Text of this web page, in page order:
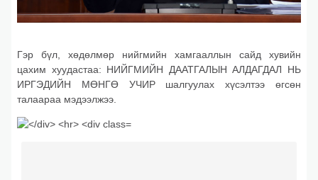
Гэр бүл, хөдөлмөр нийгмийн хамгааллын сайд хувийн
цахим хуудастаа: НИЙГМИЙН ДААТГАЛЫН АЛДАГДАЛ НЬ
ИРГЭДИЙН МӨНГӨ УЧИР шалгуулах хүсэлтээ өгсөн
талаараа мэдээлжээ.